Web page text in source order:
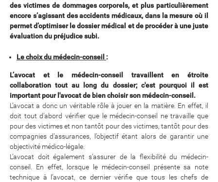
des victimes de dommages corporels, et plus particulièrement
encore s’agissant des accidents médicaux, dans la mesure où il
permet d’optimiser le dossier médical et de procéder à une juste
évaluation du préjudice subi.
Le choix du médecin-conseil :
L’avocat et le médecin-conseil travaillent en étroite
collaboration tout au long du dossier; c'est pourquoi il est
important pour l'avocat de bien choisir son médecin-conseil.
L’avocat a donc un véritable rôle à jouer en la matière. En effet, il
doit tout d’abord vérifier que le médecin-conseil ne travaille que
pour des victimes et non tantôt pour des victimes, tantôt pour des
compagnies d’assurances, l’objectif étant alors de garantir une
objectivité médico-légale.
L’avocat doit également s’assurer de la flexibilité du médecin-
conseil. En effet, lorsque le médecin-conseil présente sa note
technique à l’avocat, ce dernier vérifie que tous les chefs de